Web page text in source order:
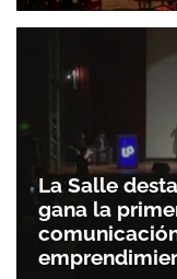
La Salle
gana la